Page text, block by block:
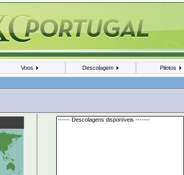
Voos Descolagem Pilotos